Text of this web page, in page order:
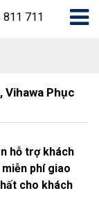
811 711
Vihawa Phục
hỗ trợ khách
phí giao
cho khách